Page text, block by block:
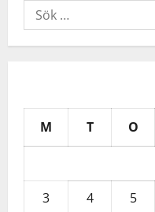
Sök
efter:
M T O
3
4 5